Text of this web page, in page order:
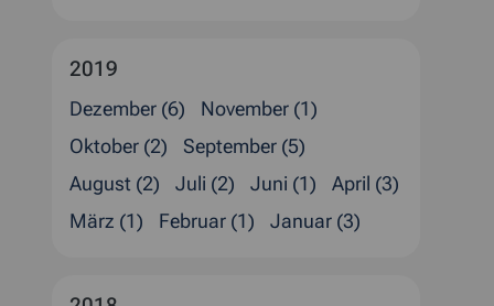
2019
Dezember (6)
November (1)
Oktober (2)
September (5)
August (2)
Juli (2) Juni (1)
April (3)
März (1)
Februar (1) Januar (3)